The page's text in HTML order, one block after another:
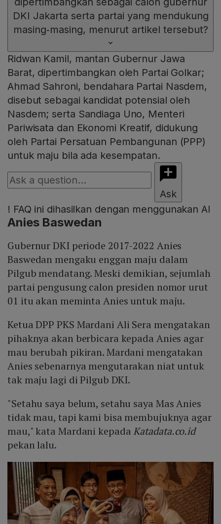
DKI Jakarta serta partai yang mendukung
masing‑masing, menurut artikel tersebut?
Ridwan Kamil, mantan Gubernur Jawa
Barat, dipertimbangkan oleh Partai Golkar;
Ahmad Sahroni, bendahara Partai Nasdem,
disebut sebagai kandidat potensial oleh
Nasdem; serta Sandiaga Uno, Menteri
Pariwisata dan Ekonomi Kreatif, didukung
oleh Partai Persatuan Pembangunan (PPP)
untuk maju bila ada kesempatan.
Ask
! FAQ ini dihasilkan dengan menggunakan AI
Anies Baswedan
Gubernur DKI periode 2017-2022 Anies
Baswedan mengaku enggan maju dalam
Pilgub mendatang. Meski demikian, sejumlah
partai pengusung calon presiden nomor urut
01 itu akan meminta Anies untuk maju.
Ketua DPP PKS Mardani Ali Sera mengatakan
pihaknya akan berbicara kepada Anies agar
mau berubah pikiran. Mardani mengatakan
Anies sebenarnya mengutarakan niat untuk
tak maju lagi di Pilgub DKI.
"Setahu saya belum, setahu saya Mas Anies
tidak mau, tapi kami bisa membujuknya agar
mau," kata Mardani kepada Katadata.co.id
pekan lalu.